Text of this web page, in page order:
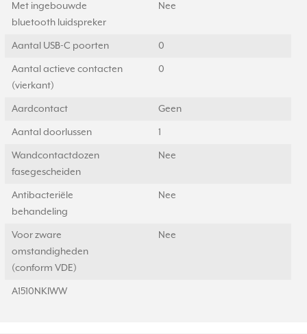
Met ingebouwde
bluetooth luidspreker
Nee
Aantal USB-C poorten 0
Aantal actieve contacten
(vierkant)
0
Aardcontact Geen
Aantal doorlussen 1
Wandcontactdozen
fasegescheiden
Nee
Antibacteriële
behandeling
Nee
Voor zware
omstandigheden
(conform VDE)
Nee
A1510NKIWW